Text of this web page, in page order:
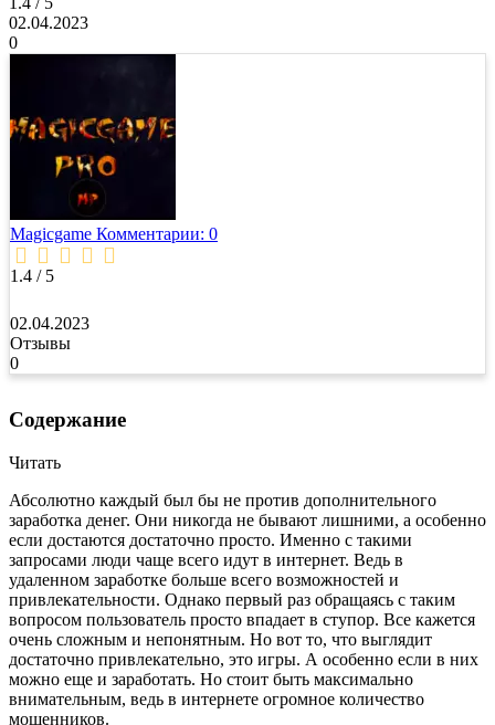
02.04.2023
0
Magicgame Комментарии: 0
1.4 / 5
02.04.2023
Отзывы
0
Содержание
Читать
Абсолютно каждый был бы не против дополнительного
заработка денег. Они никогда не бывают лишними, а особенно
если достаются достаточно просто. Именно с такими
запросами люди чаще всего идут в интернет. Ведь в
удаленном заработке больше всего возможностей и
привлекательности. Однако первый раз обращаясь с таким
вопросом пользователь просто впадает в ступор. Все кажется
очень сложным и непонятным. Но вот то, что выглядит
достаточно привлекательно, это игры. А особенно если в них
можно еще и заработать. Но стоит быть максимально
внимательным, ведь в интернете огромное количество
мошенников.